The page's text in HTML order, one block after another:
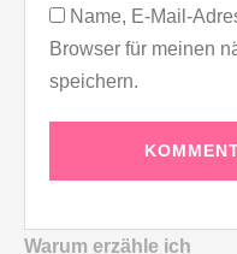
Name, E-Mail-
Browser für meinen
speichern.
Warum erzähle ich